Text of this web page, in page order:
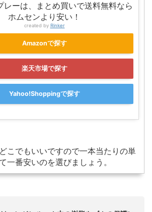
レーは、まとめ買いで送料無料なら
ホムセンより安い！
created by Rinker
Amazonで探す
楽天市場で探す
Yahoo!Shoppingで探す
こでもいいですので一本当たりの単
一番安いのを選びましょう。